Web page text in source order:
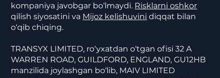
kompaniya javobgar bo‘lmaydi. Risklarni oshkor
qilish siyosatini va Mijoz kelishuvini diqqat bilan
o‘qib chiqing.
TRANSYX LIMITED, ro‘yxatdan o‘tgan ofisi 32 A
WARREN ROAD, GUILDFORD, ENGLAND, GU12HB
manzilida joylashgan bo‘lib, MAIV LIMITED